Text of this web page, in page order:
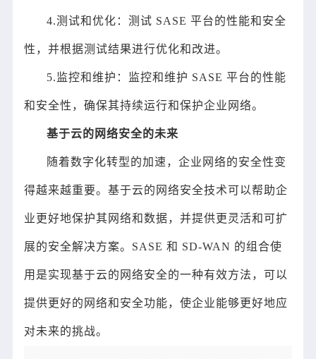
4.测试和优化：测试 SASE 平台的性能和安全
性，并根据测试结果进行优化和改进。
5.监控和维护：监控和维护 SASE 平台的性能
和安全性，确保其持续运行和保护企业网络。
基于云的网络安全的未来
随着数字化转型的加速，企业网络的安全性变
得越来越重要。基于云的网络安全技术可以帮助企
业更好地保护其网络和数据，并提供更灵活和可扩
展的安全解决方案。SASE 和 SD-WAN 的组合使
用是实现基于云的网络安全的一种有效方法，可以
提供更好的网络和安全功能，使企业能够更好地应
对未来的挑战。